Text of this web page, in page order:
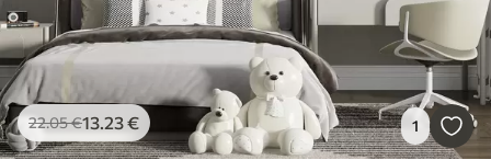
22.05€13.23€ 1